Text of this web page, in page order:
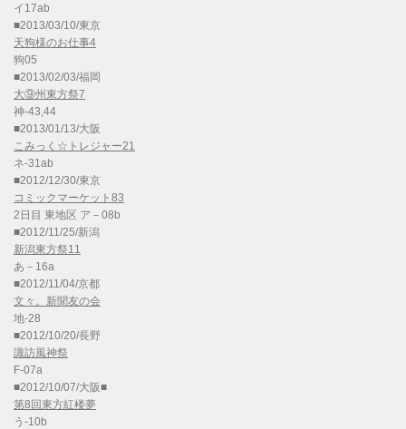
イ17ab
■2013/03/10/東京
天狗様のお仕事4
狗05
■2013/02/03/福岡
大⑨州東方祭7
神-43,44
■2013/01/13/大阪
こみっく☆トレジャー21
ネ-31ab
■2012/12/30/東京
コミックマーケット83
2日目 東地区 ア－08b
■2012/11/25/新潟
新潟東方祭11
あ－16a
■2012/11/04/京都
文々。新聞友の会
地-28
■2012/10/20/長野
諏訪風神祭
F-07a
■2012/10/07/大阪■
第8回東方紅楼夢
う-10b